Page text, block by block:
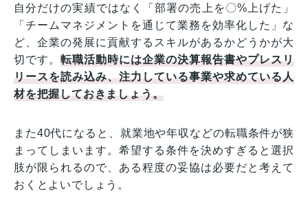
自分だけの実績ではなく「部署の売上を〇%上げた」
「チームマネジメントを通じて業務を効率化した」な
ど、企業の発展に貢献するスキルがあるかどうかが大
切です。転職活動時には企業の決算報告書やプレスリ
リースを読み込み、注力している事業や求めている人
材を把握しておきましょう。
また40代になると、就業地や年収などの転職条件が狭
まってしまいます。希望する条件を決めすぎると選択
肢が限られるので、ある程度の妥協は必要だと考えて
おくとよいでしょう。